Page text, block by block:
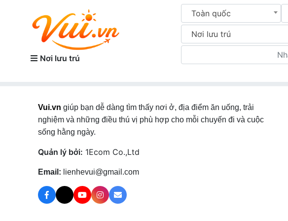
Nơi lưu trú
Toàn quốc
Nơi lưu trú
Vui.vn giúp bạn dễ dàng tìm thấy nơi ở, địa điểm ăn uống, trải
nghiệm và những điều thú vị phù hợp cho mỗi chuyến đi và cuộc
sống hằng ngày.
Quản lý bởi: 1Ecom Co.,Ltd
Email: lienhevui@gmail.com